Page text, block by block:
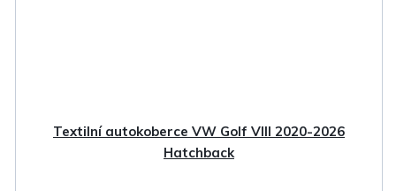
Textilní autokoberce VW Golf VIII 2020-2026
Hatchback